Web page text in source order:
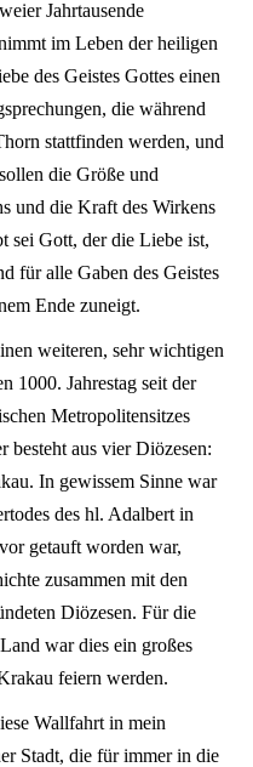
Jahrtausende
im Leben der heiligen
des Geistes Gottes einen
die während
stattfinden werden, und
die Größe und
und die Kraft des Wirkens
sei Gott, der die Liebe ist,
für alle Gaben des Geistes
Ende zuneigt.
weiteren, sehr wichtigen
1000. Jahrestag seit der
Metropolitensitzes
besteht aus vier Diözesen:
In gewissem Sinne war
des hl. Adalbert in
getauft worden war,
zusammen mit den
Diözesen. Für die
war dies ein großes
feiern werden.
Wallfahrt in mein
Stadt, die für immer in die